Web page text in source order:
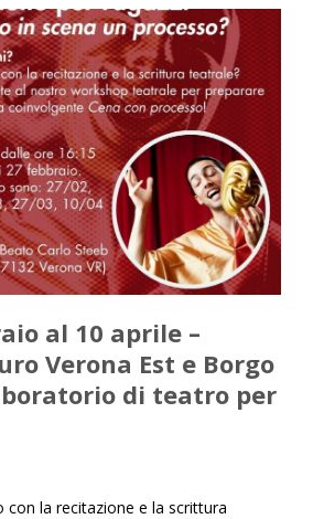
al 10 aprile –
Verona Est e Borgo
di teatro per
con la recitazione e la scrittura